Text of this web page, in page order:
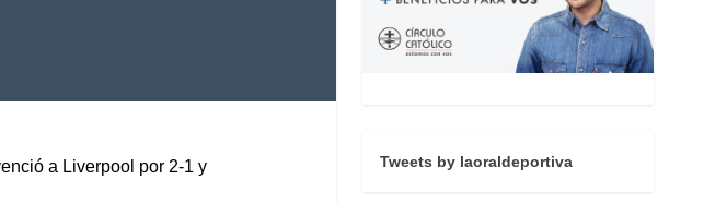
a Liverpool por 2-1 y
Tweets by laoraldeportiva